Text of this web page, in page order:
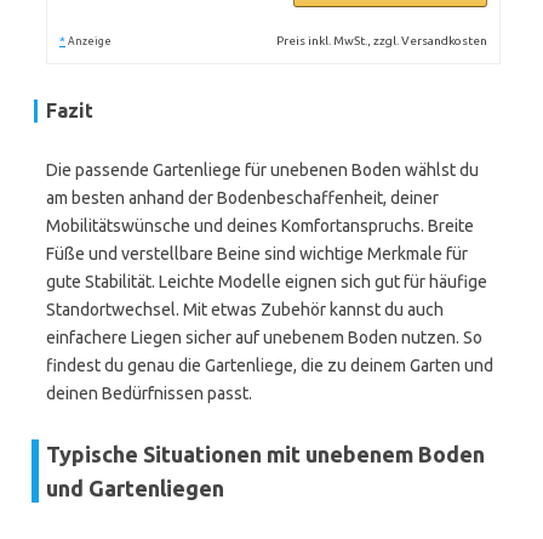
* Anzeige Preis inkl. MwSt., zzgl. Versandkosten
Fazit
Die passende Gartenliege für unebenen Boden wählst du
am besten anhand der Bodenbeschaffenheit, deiner
Mobilitätswünsche und deines Komfortanspruchs. Breite
Füße und verstellbare Beine sind wichtige Merkmale für
gute Stabilität. Leichte Modelle eignen sich gut für häufige
Standortwechsel. Mit etwas Zubehör kannst du auch
einfachere Liegen sicher auf unebenem Boden nutzen. So
findest du genau die Gartenliege, die zu deinem Garten und
deinen Bedürfnissen passt.
Typische Situationen mit unebenem Boden
und Gartenliegen